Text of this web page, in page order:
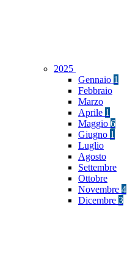
2025
Gennaio 1
Febbraio
Marzo
Aprile 1
Maggio 6
Giugno 1
Luglio
Agosto
Settembre
Ottobre
Novembre 4
Dicembre 3